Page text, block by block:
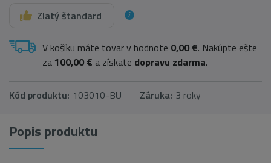
Zlatý štandard
V košíku máte tovar v hodnote 0,00 €. Nakúpte ešte
za 100,00 € a získate dopravu zdarma.
Kód produktu: 103010-BU Záruka: 3 roky
Popis produktu